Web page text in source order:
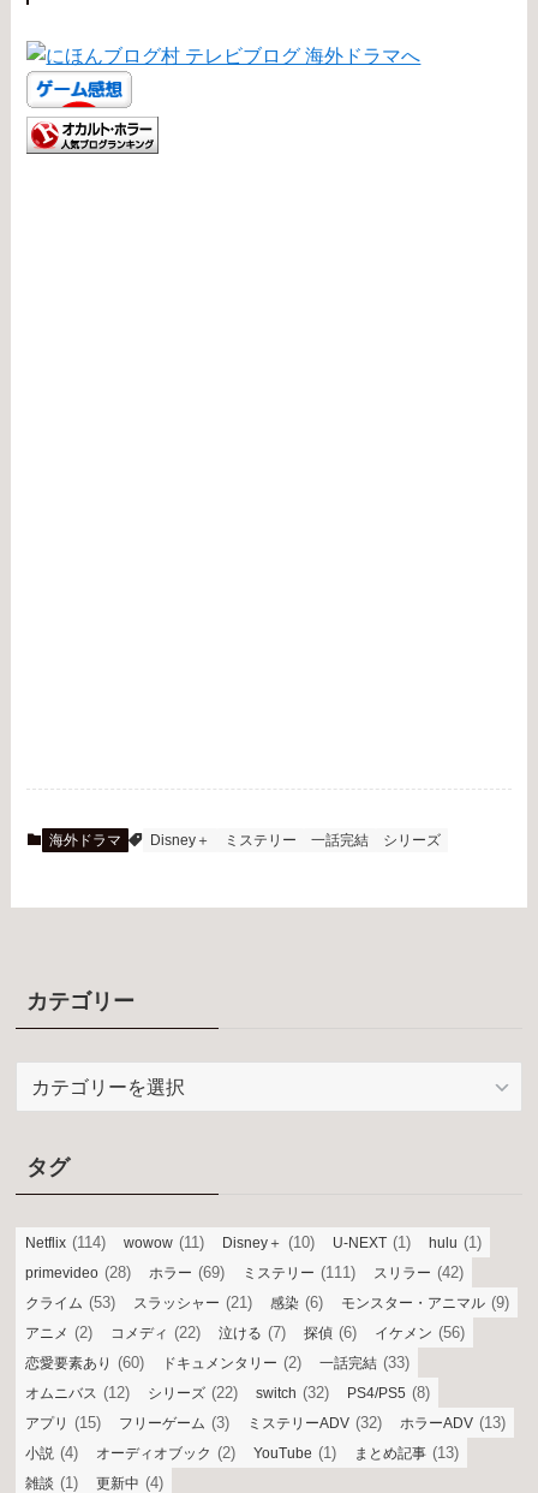
海外ドラマ Disney＋ ミステリー 一話完結 シリーズ
カテゴリー
リ
ー
タグ
Netflix (114) wowow (11) Disney＋ (10) U-NEXT (1) hulu (1)
primevideo (28) ホラー (69) ミステリー (111) スリラー (42)
クライム (53) スラッシャー (21) 感染 (6) モンスター・アニマル (9)
アニメ (2) コメディ (22) 泣ける (7) 探偵 (6) イケメン (56)
恋愛要素あり (60) ドキュメンタリー (2) 一話完結 (33)
オムニバス (12) シリーズ (22) switch (32) PS4/PS5 (8)
アプリ (15) フリーゲーム (3) ミステリーADV (32) ホラーADV (13)
小説 (4) オーディオブック (2) YouTube (1) まとめ記事 (13)
雑談 (1) 更新中 (4)